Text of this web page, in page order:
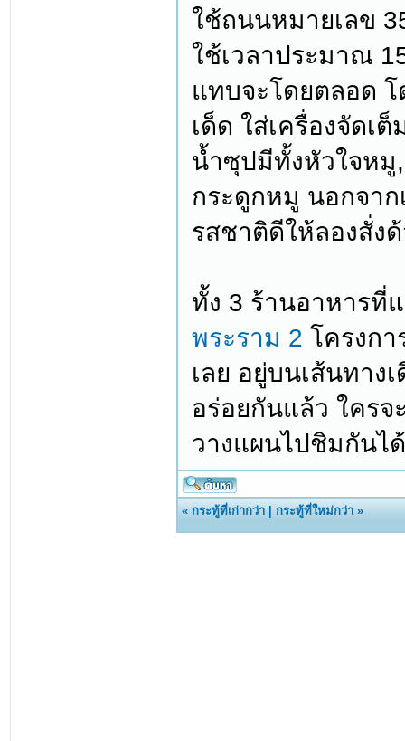
ใช้ถนนหมายเลข
ใช้เวลาประมาณ
แทบจะโดยตลอด โ
เด็ด ใส่เครื่องจัดเ
น้ำซุปมีทั้งหัวใจหมู
กระดูกหมู นอกจา
รสชาติดีให้ลองสั่ง
ทั้ง 3 ร้านอาหารที่
พระราม 2 โครงก
เลย อยู่บนเส้นทาง
อร่อยกันแล้ว ใครจ
วางแผนไปชิมกันไ
«กระทู้ที่เก่ากว่า |กระทู้ที่ใหม่กว่า »